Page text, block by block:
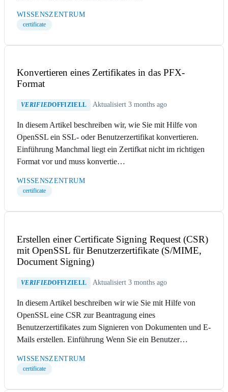
WISSENSZENTRUM
certificate
Konvertieren eines Zertifikates in das PFX-
Format
VERIFIEDOFFIZIELL Aktualisiert 3 months ago
In diesem Artikel beschreiben wir, wie Sie mit Hilfe von
OpenSSL ein SSL- oder Benutzerzertifikat konvertieren.
Einführung Manchmal liegt ein Zertifkat nicht im richtigen
Format vor und muss konvertie…
WISSENSZENTRUM
certificate
Erstellen einer Certificate Signing Request (CSR)
mit OpenSSL für Benutzerzertifikate (S/MIME,
Document Signing)
VERIFIEDOFFIZIELL Aktualisiert 3 months ago
In diesem Artikel beschreiben wir wie Sie mit Hilfe von
OpenSSL eine CSR zur Beantragung eines
Benutzerzertifikates zum Signieren von Dokumenten und E-
Mails erstellen. Einführung Wenn Sie ein Benutzer…
WISSENSZENTRUM
certificate